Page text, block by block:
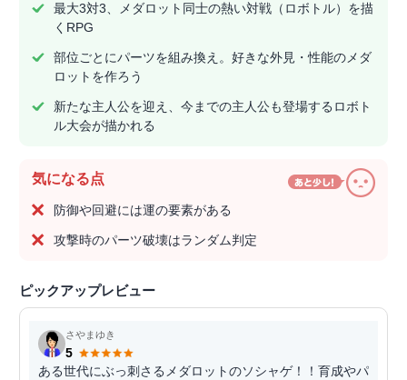
最大3対3、メダロット同士の熱い対戦（ロボトル）を描
くRPG
部位ごとにパーツを組み換え。好きな外見・性能のメダ
ロットを作ろう
新たな主人公を迎え、今までの主人公も登場するロボト
ル大会が描かれる
気になる点
防御や回避には運の要素がある
攻撃時のパーツ破壊はランダム判定
ピックアップレビュー
さやまゆき
5
ある世代にぶっ刺さるメダロットのソシャゲ！！育成やパ